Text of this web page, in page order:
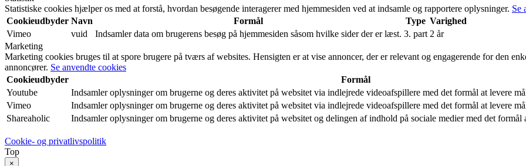
Statistiske cookies hjælper os med at forstå, hvordan besøgende interagerer med hjemmesiden ved at indsamle og rapportere oplysninger. Se
Cookieudbyder Navn Formål Type Varighed
Vimeo
vuid Indsamler data om brugerens besøg på hjemmesiden såsom hvilke sider der er læst. 3. part 2 år
Marketing
Marketing cookies bruges til at spore brugere på tværs af websites. Hensigten er at vise annoncer, der er relevant og engagerende for den
annoncører. Se anvendte cookies
Cookieudbyder
Formål
Youtube
Indsamler oplysninger om brugerne og deres aktivitet på websitet via indlejrede videoafspillere med det formål at levere
Vimeo
Indsamler oplysninger om brugerne og deres aktivitet på websitet via indlejrede videoafspillere med det formål at levere
Shareaholic
Indsamler oplysninger om brugerne og deres aktivitet på websitet og delingen af indhold på sociale medier med det formål
Cookie- og privatlivspolitik
Top
×